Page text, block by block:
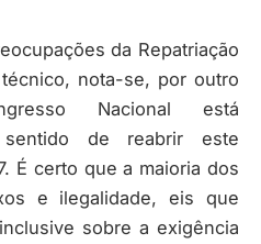
da Repatriação
nota-se, por outro
Nacional está
sentido de reabrir este
É certo que a maioria dos
e ilegalidade, eis que
sobre a exigência